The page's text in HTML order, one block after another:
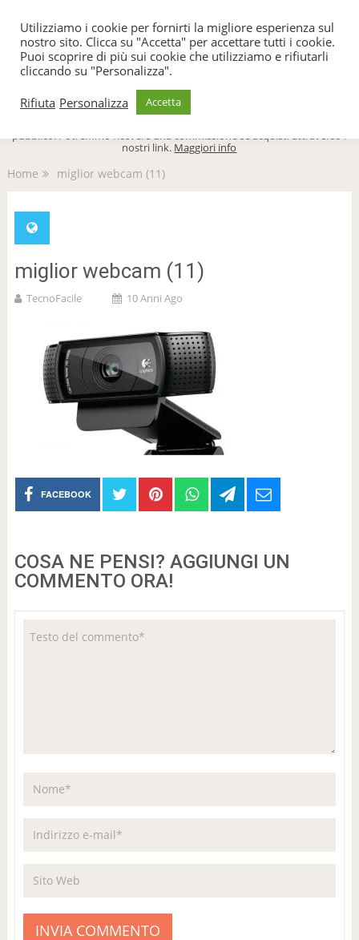
TecnoFacile
Menu
pubblico. Potremmo ricevere una commissione se acquisti attraverso i
nostri link. Maggiori info
Home miglior webcam (11)
miglior webcam (11)
TecnoFacile 10 Anni Ago
FACEBOOK
COSA NE PENSI? AGGIUNGI UN
COMMENTO ORA!
Utilizziamo i cookie per fornirti la migliore esperienza sul
nostro sito. Clicca su "Accetta" per accettare tutti i cookie.
Puoi scoprire di più sui cookie che utilizziamo e rifiutarli
cliccando su "Personalizza".
Rifiuta Personalizza Accetta